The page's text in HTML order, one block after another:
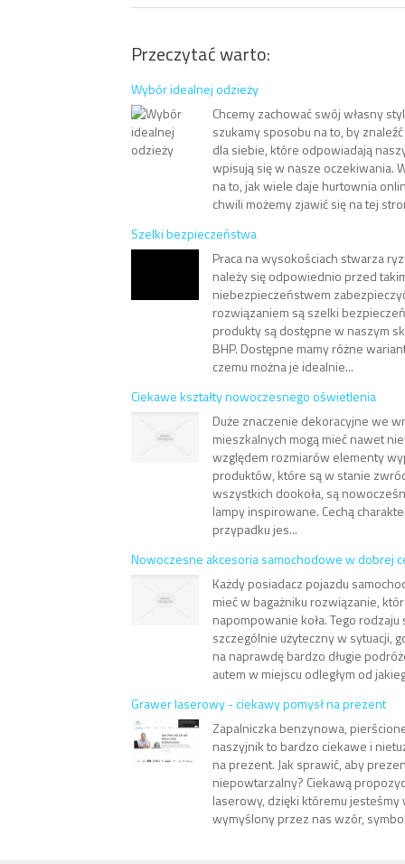
Przeczytać warto:
Wybór idealnej odzieży
Chcemy zachować swój własny
szukamy sposobu na to, by
dla siebie, które odpowiadają
wpisują się w nasze oczekiwania.
na to, jak wiele daje hurtownia
chwili możemy zjawić się na tej
Szelki bezpieczeństwa
Praca na wysokościach stwarza
należy się odpowiednio przed
niebezpieczeństwem
rozwiązaniem są szelki
produkty są dostępne w naszym
BHP. Dostępne mamy różne
czemu można je idealnie...
Ciekawe kształty nowoczesnego oświetlenia
Duże znaczenie dekoracyjne we
mieszkalnych mogą mieć nawet
względem rozmiarów elementy
produktów, które są w stanie
wszystkich dookoła, są
lampy inspirowane. Cechą
przypadku jes...
Nowoczesne akcesoria samochodowe w dobrej
Każdy posiadacz pojazdu
mieć w bagażniku rozwiązanie,
napompowanie koła. Tego
szczególnie użyteczny w sytuacji,
na naprawdę bardzo długie
autem w miejscu odległym od
Grawer laserowy - ciekawy pomysł na prezent
Zapalniczka benzynowa,
naszyjnik to bardzo ciekawe i
na prezent. Jak sprawić, aby
niepowtarzalny? Ciekawą
laserowy, dzięki któremu jesteśmy
wymyślony przez nas wzór,